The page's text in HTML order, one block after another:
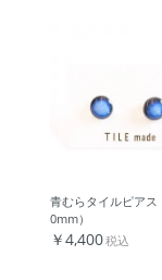
青むらタイルピアス
0mm）
￥4,400税込